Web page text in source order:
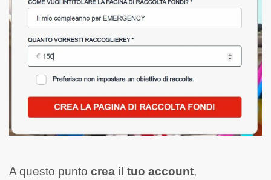
A questo punto crea il tuo account,